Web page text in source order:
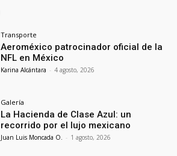
Transporte
Aeroméxico patrocinador oficial de la
NFL en México
Karina Alcántara - 4 agosto, 2026
Galería
La Hacienda de Clase Azul: un
recorrido por el lujo mexicano
Juan Luis Moncada O. - 1 agosto, 2026